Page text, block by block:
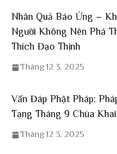
Nhân Quả Báo Ứng –
Người Không Nên Phá
Thích Đạo Thịnh
Tháng 12 3, 2025
Vấn Đáp Phật Pháp:
Tạng Tháng 9 Chùa
Tháng 12 3, 2025